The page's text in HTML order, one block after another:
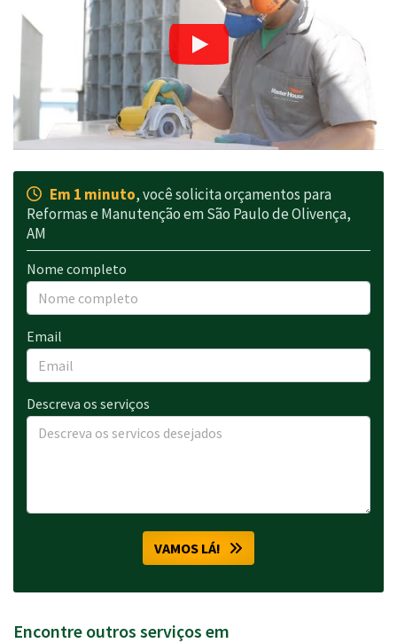
Em 1 minuto, você solicita orçamentos para
Reformas e Manutenção em São Paulo de Olivença,
AM
Nome completo
Email
Descreva os serviços
VAMOS LÁ!
Encontre outros serviços em